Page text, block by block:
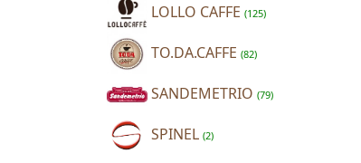
LOLLO CAFFE (125)
TO.DA.CAFFE (82)
SANDEMETRIO (79)
SPINEL (2)